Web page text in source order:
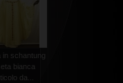
in schantung
bianca
da...